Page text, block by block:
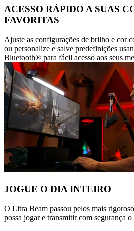
ACESSO RÁPIDO A SUAS
FAVORITAS
Ajuste as configurações de brilho e cor
ou personalize e salve predefinições
Bluetooth® para fácil acesso aos seus
JOGUE O DIA INTEIRO
O Litra Beam passou pelos mais
possa jogar e transmitir com segurança